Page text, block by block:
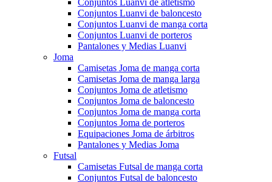
Conjuntos Luanvi de atletismo
Conjuntos Luanvi de baloncesto
Conjuntos Luanvi de manga corta
Conjuntos Luanvi de porteros
Pantalones y Medias Luanvi
Joma
Camisetas Joma de manga corta
Camisetas Joma de manga larga
Conjuntos Joma de atletismo
Conjuntos Joma de baloncesto
Conjuntos Joma de manga corta
Conjuntos Joma de porteros
Equipaciones Joma de árbitros
Pantalones y Medias Joma
Futsal
Camisetas Futsal de manga corta
Conjuntos Futsal de baloncesto